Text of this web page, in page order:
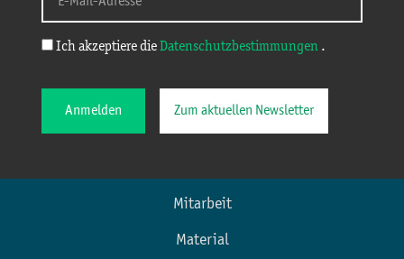
Ich akzeptiere die Datenschutzbestimmungen .
Anmelden Zum aktuellen Newsletter
Mitarbeit
Material